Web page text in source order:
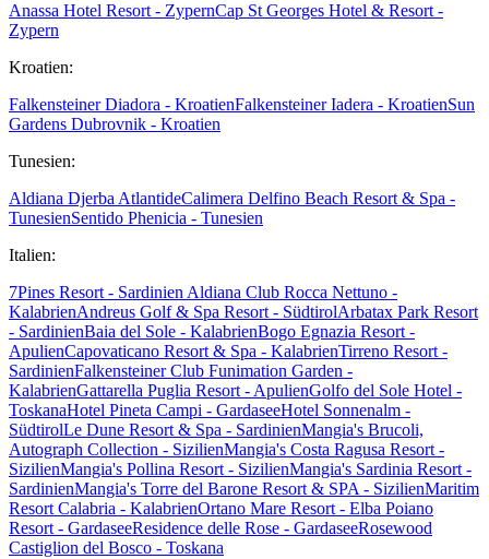
Anassa Hotel Resort - ZypernCap St Georges Hotel & Resort -
Zypern
Kroatien:
Falkensteiner Diadora - KroatienFalkensteiner Iadera - KroatienSun
Gardens Dubrovnik - Kroatien
Tunesien:
Aldiana Djerba AtlantideCalimera Delfino Beach Resort & Spa -
TunesienSentido Phenicia - Tunesien
Italien:
7Pines Resort - Sardinien Aldiana Club Rocca Nettuno -
KalabrienAndreus Golf & Spa Resort - SüdtirolArbatax Park Resort
- SardinienBaia del Sole - KalabrienBogo Egnazia Resort -
ApulienCapovaticano Resort & Spa - KalabrienTirreno Resort -
SardinienFalkensteiner Club Funimation Garden -
KalabrienGattarella Puglia Resort - ApulienGolfo del Sole Hotel -
ToskanaHotel Pineta Campi - GardaseeHotel Sonnenalm -
SüdtirolLe Dune Resort & Spa - SardinienMangia's Brucoli,
Autograph Collection - SizilienMangia's Costa Ragusa Resort -
SizilienMangia's Pollina Resort - SizilienMangia's Sardinia Resort -
SardinienMangia's Torre del Barone Resort & SPA - SizilienMaritim
Resort Calabria - KalabrienOrtano Mare Resort - Elba Poiano
Resort - GardaseeResidence delle Rose - GardaseeRosewood
Castiglion del Bosco - Toskana